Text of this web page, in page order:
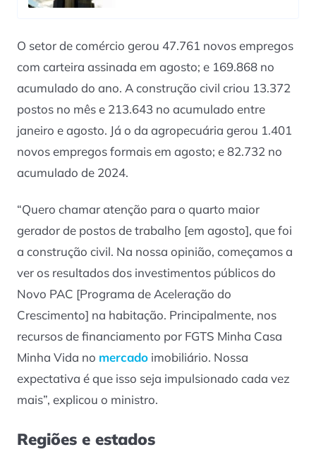
O setor de comércio gerou 47.761 novos empregos
com carteira assinada em agosto; e 169.868 no
acumulado do ano. A construção civil criou 13.372
postos no mês e 213.643 no acumulado entre
janeiro e agosto. Já o da agropecuária gerou 1.401
novos empregos formais em agosto; e 82.732 no
acumulado de 2024.
“Quero chamar atenção para o quarto maior
gerador de postos de trabalho [em agosto], que foi
a construção civil. Na nossa opinião, começamos a
ver os resultados dos investimentos públicos do
Novo PAC [Programa de Aceleração do
Crescimento] na habitação. Principalmente, nos
recursos de financiamento por FGTS Minha Casa
Minha Vida no mercado imobiliário. Nossa
expectativa é que isso seja impulsionado cada vez
mais”, explicou o ministro.
Regiões e estados